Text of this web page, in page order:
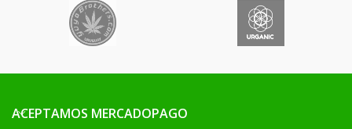
ACEPTAMOS MERCADOPAGO